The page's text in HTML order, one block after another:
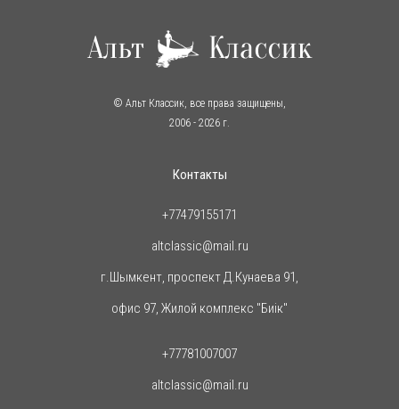
© Альт Классик, все права защищены,
2006 - 2026 г.
Контакты
+77479155171
altclassic@mail.ru
г.Шымкент, проспект Д.Кунаева 91,
офис 97, Жилой комплекс "Биiк"
+77781007007
altclassic@mail.ru